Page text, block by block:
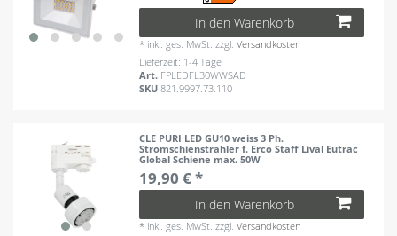
In den Warenkorb
* inkl. ges. MwSt. zzgl.Versandkosten
Lieferzeit: 1-4 Tage
Art. FPLEDFL30WWSAD
SKU821.9997.73.110
CLE PURI LED GU10 weiss 3 Ph.
Stromschienstrahler f. Erco Staff Lival Eutrac
Global Schiene max. 50W
19,90 € *
In den Warenkorb
* inkl. ges. MwSt. zzgl.Versandkosten